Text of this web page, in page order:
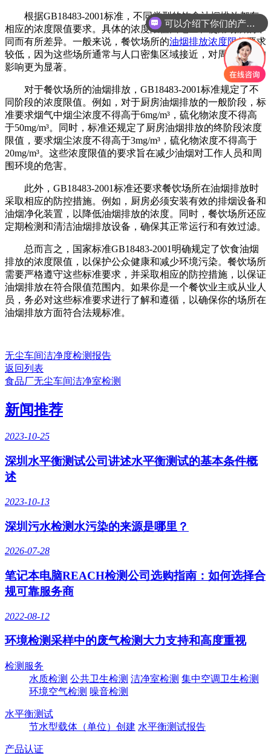
根据GB18483-2001标准，不同类型的饮食油烟排放都有
相应的浓度限值要求。具体的浓度限值因地区和使用场所的不
同而有所差异。一般来说，餐饮场所的油烟排放浓度限值要求
较低，因为这些场所通常与人口密集区域接近，对周围环境的
影响更为显著。
对于餐饮场所的油烟排放，GB18483-2001标准规定了不
同阶段的浓度限值。例如，对于厨房油烟排放的一般阶段，标
准要求烟气中烟尘浓度不得高于6mg/m³，硫化物浓度不得高
于50mg/m³。同时，标准还规定了厨房油烟排放的终阶段浓度
限值，要求烟尘浓度不得高于3mg/m³，硫化物浓度不得高于
20mg/m³。这些浓度限值的要求旨在减少油烟对工作人员和周
围环境的危害。
此外，GB18483-2001标准还要求餐饮场所在油烟排放时
采取相应的防控措施。例如，厨房必须安装有效的排烟设备和
油烟净化装置，以降低油烟排放的浓度。同时，餐饮场所还应
定期检测和清洁油烟排放设备，确保其正常运行和有效过滤。
总而言之，国家标准GB18483-2001明确规定了饮食油烟
排放的浓度限值，以保护公众健康和减少环境污染。餐饮场所
需要严格遵守这些标准要求，并采取相应的防控措施，以保证
油烟排放在符合限值范围内。如果你是一个餐饮业主或从业人
员，务必对这些标准要求进行了解和遵循，以确保你的场所在
油烟排放方面符合法规标准。
无尘车间洁净度检测报告
返回列表
食品厂无尘车间洁净室检测
新闻推荐
2023-10-25
深圳水平衡测试公司讲述水平衡测试的基本条件概
述
2023-10-13
深圳污水检测水污染的来源是哪里？
2026-07-28
笔记本电脑REACH检测公司选购指南：如何选择合
规可靠服务商
2022-08-12
环境检测采样中的废气检测大力支持和高度重视
检测服务
水质检测 公共卫生检测 洁净室检测 集中空调卫生检测
环境空气检测 噪音检测
水平衡测试
节水型载体（单位）创建 水平衡测试报告
产品认证
可以介绍下你们的产品么